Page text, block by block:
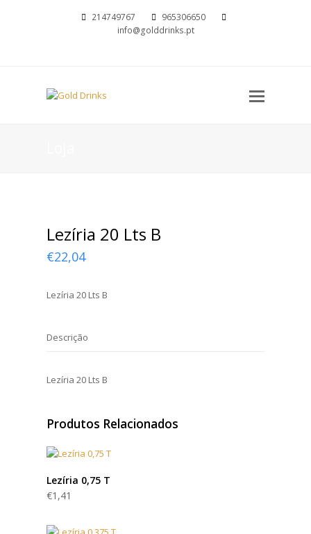
214749767
965306650
info@golddrinks.pt
Open
Lezíria 20 Lts B
€22,04
Lezíria 20 Lts B
Descrição
Lezíria 20 Lts B
Produtos Relacionados
Lezíria 0,75 T
€1,41